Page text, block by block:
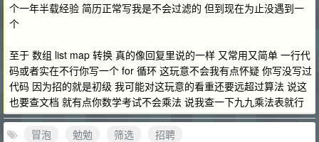
个一年半载经验 简历正常写我是不会过滤的 但到现在为止没遇到一
个
至于 数组 list map 转换 真的像回复里说的一样 又常用又简单 一行代
码或者实在不行你写一个 for 循环 这玩意不会我有点怀疑 你写没写过
代码 因为招的就是初级 我可能对这玩意的看重还要远超过算法 说这
也要查文档 就有点你数学考试不会乘法 说我查一下九九乘法表就行
冒泡 勉勉 筛选
招聘